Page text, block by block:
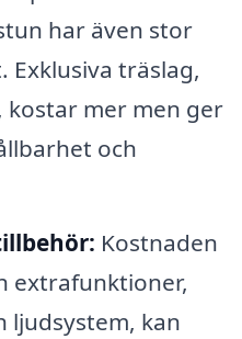
har även stor
Exklusiva träslag,
kostar mer men ger
och
Kostnaden
extrafunktioner,
ljudsystem, kan